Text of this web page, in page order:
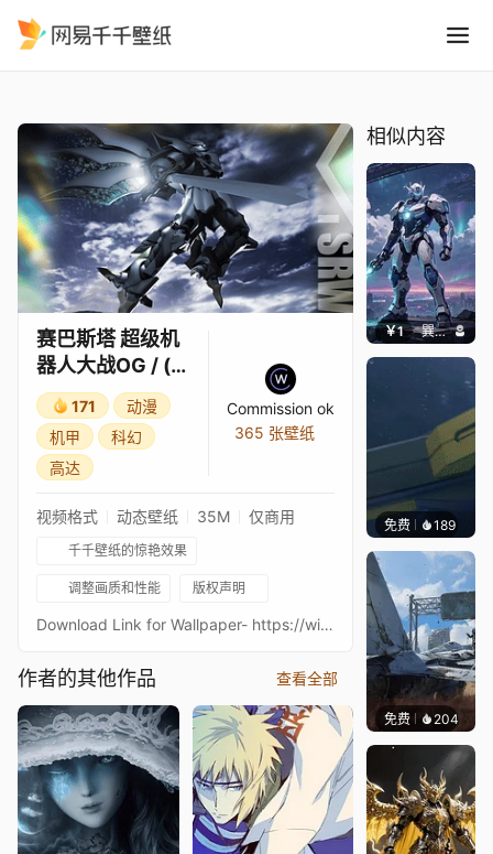
赛巴斯塔 超级机
器人大战OG / (外
传) (魔装机神)
171
动漫
机甲
科幻
高达
Commission ok
365 张壁纸
视频格式 动态壁纸 35M 仅商用
千千壁纸的惊艳效果
调整画质和性能 版权声明
Download Link for Wallpaper- https://wishes2.com/bJqVStreamlab/ Support and sustain channel by donation- https://streamlabs.com/cybustcheehanMake Any Wallpaper Animation Request{链接已删除}http://shrinkearn.com/hwpSubscribe Youtube{链接已删除}https://bit.ly/2DIm2RS
作者的其他作品 查看全部
相似内容
￥1 巽九Nine
免费 189Nesu
免费 204